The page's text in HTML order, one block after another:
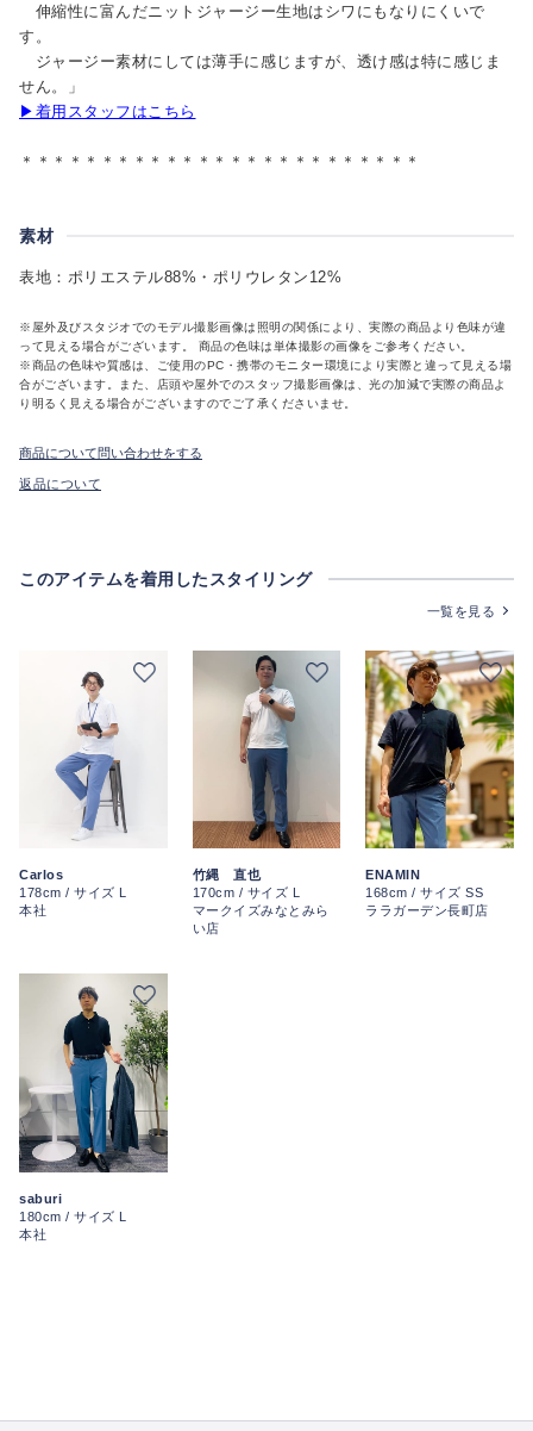
伸縮性に富んだニットジャージー生地はシワにもなりにくいで
す。
ジャージー素材にしては薄手に感じますが、透け感は特に感じま
せん。」
▶着用スタッフはこちら
＊＊＊＊＊＊＊＊＊＊＊＊＊＊＊＊＊＊＊＊＊＊＊＊＊
素材
表地：ポリエステル88%・ポリウレタン12%
※屋外及びスタジオでのモデル撮影画像は照明の関係により、実際の商品より色味が違
って見える場合がございます。 商品の色味は単体撮影の画像をご参考ください。
※商品の色味や質感は、ご使用のPC・携帯のモニター環境により実際と違って見える場
合がございます。また、店頭や屋外でのスタッフ撮影画像は、光の加減で実際の商品よ
り明るく見える場合がございますのでご了承くださいませ。
商品について問い合わせをする
返品について
このアイテムを着用したスタイリング
一覧を見る
Carlos
178cm / サイズ L
本社
竹縄 直也
170cm / サイズ L
マークイズみなとみら
い店
ENAMIN
168cm / サイズ SS
ララガーデン長町店
saburi
180cm / サイズ L
本社